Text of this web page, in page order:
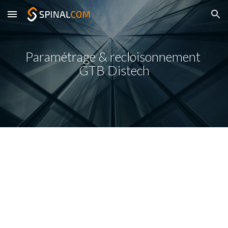
Skip to main content Skip to navigation
Paramétrage & recloisonnement
GTB Distech